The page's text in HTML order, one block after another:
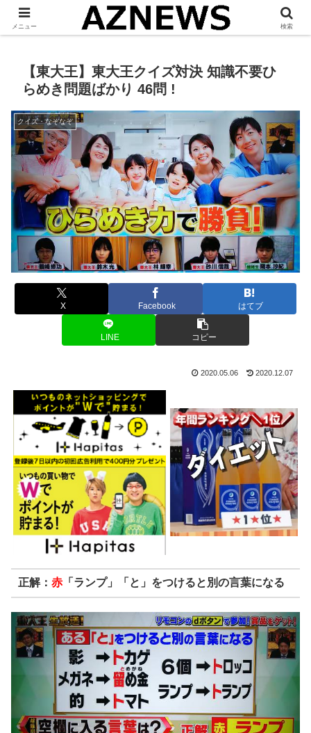
「 見たい・役立つ・面白い 」をお伝えします。
【東大王】東大王クイズ対決 知識不要ひ
らめき問題ばかり 46問 !
クイズ・なぞなぞ
X Facebook はてブ
LINE コピー
2020.05.06 2020.12.07
正解： 赤「ランプ」「と」をつけると別の言葉になる
メニュー 検索